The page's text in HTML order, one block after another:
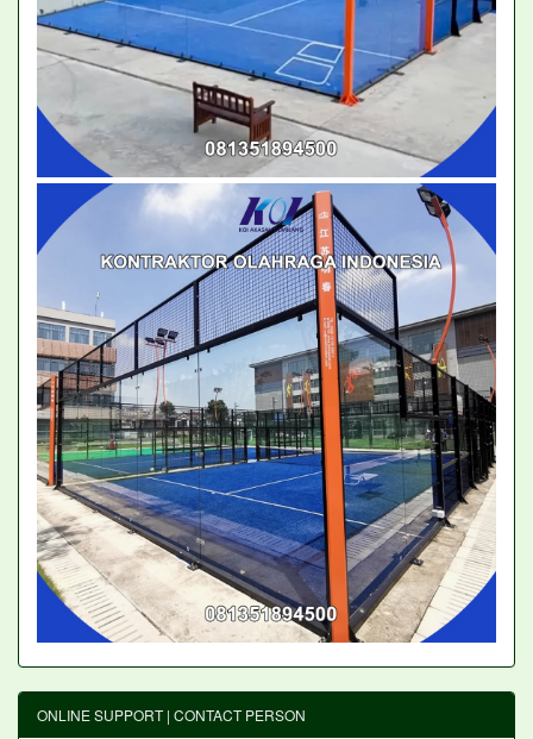
ONLINE SUPPORT | CONTACT PERSON